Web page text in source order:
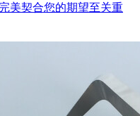
美契合您的期望至关重